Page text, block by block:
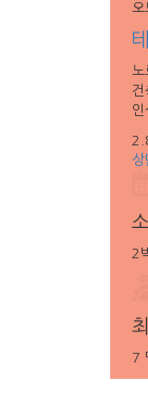
오
노
건
인
상
2
7